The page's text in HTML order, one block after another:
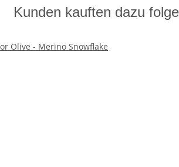
Kunden kauften dazu